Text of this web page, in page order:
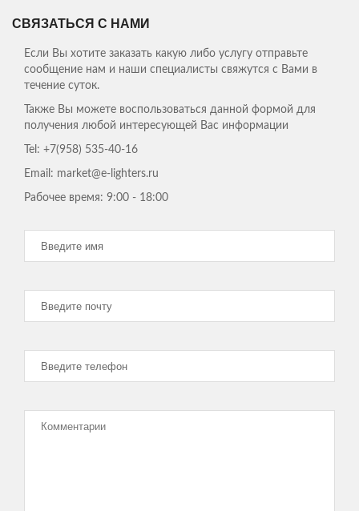
Сбылись мои мечты, теперь мы живем в собственном доме, на
свежем воздухе! Спасибо Вам ребята!
Мы давно с мужем планировали переехать из
ничего не понимали и обратились к
специалистам из 25Строй. Здесь нам сделали
все просто на "отлично"! Никаких зажержек,
плане. Большое спасибо!
ЕВГЕНИЙ
специалисты !
строительство никогда не закончится. Ребята
составили план работ, обсудили с нами все
ньюансы и за пару месяцев доделали все в
лучшем виде. Не ожидал, что так быстро
АНАТОЛИЙ, ПРЕДПРИНИМАТЕЛЬ
Только начинаю работать с компанией 25Строй но сразу видно
СВЯЗАТЬСЯ С НАМИ
Если Вы хотите заказать какую либо услугу отправьте
сообщение нам и наши специалисты свяжутся с Вами в
течение суток.
Также Вы можете воспользоваться данной формой для
получения любой интересующей Вас информации
Tel: +7(958) 535-40-16
Email: market@e-lighters.ru
Рабочее время: 9:00 - 18:00